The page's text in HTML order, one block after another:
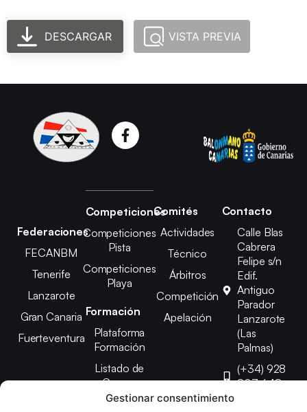
Gestionar consentimiento
DESCARGAR VISTA PREVIA
Federaciones
FECANBM
Tenerife
Lanzarote
Gran Canaria
Fuerteventura
Competiciones
Competiciones
Pista
Competiciones
Playa
Formación
Plataforma
Formación
Listado de
Cursos
Comités
Actividades
Técnico
Árbitros
Competición
Apelación
Contacto
Calle Blas
Cabrera
Felipe s/n
Edif.
Antiguo
Parador
Lanzarote
(Las
Palmas)
(+34) 928
807 648